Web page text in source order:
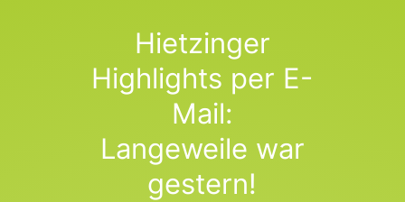
Hietzinger
Highlights per E-
Mail:
Langeweile war
gestern!